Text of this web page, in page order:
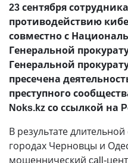
23 сентября
противодействию
совместно с
Генеральной
Генеральной
пресечена
преступного
Noks.kz со ссылкой на
В результате
городах Черновцы и
мошеннический call-